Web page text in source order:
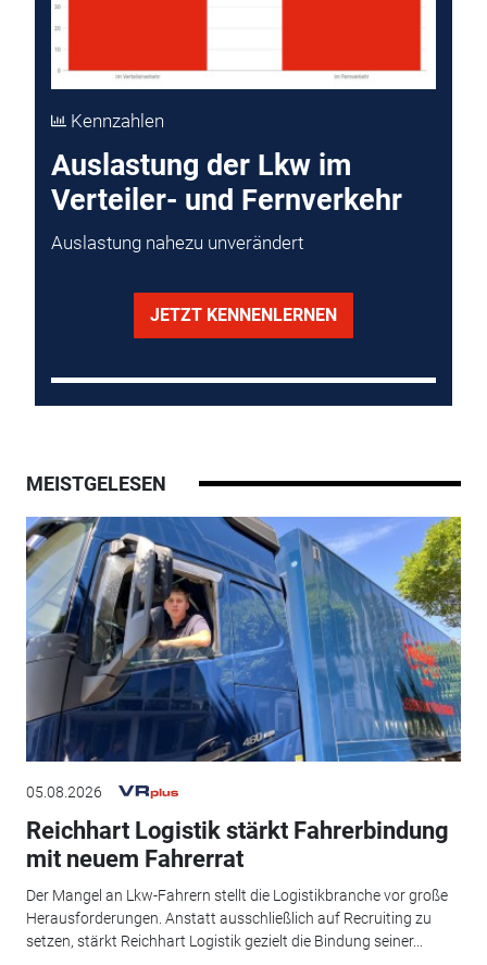
Kennzahlen
Auslastung der Lkw im
Verteiler- und Fernverkehr
Auslastung nahezu unverändert
JETZT KENNENLERNEN
MEISTGELESEN
05.08.2026
Reichhart Logistik stärkt Fahrerbindung
mit neuem Fahrerrat
Der Mangel an Lkw-Fahrern stellt die Logistikbranche vor große
Herausforderungen. Anstatt ausschließlich auf Recruiting zu
setzen, stärkt Reichhart Logistik gezielt die Bindung seiner...